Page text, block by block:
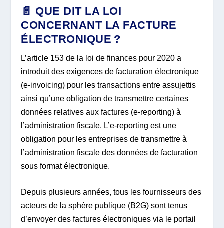
📄 QUE DIT LA LOI
CONCERNANT LA FACTURE
ÉLECTRONIQUE ?
L’article 153 de la loi de finances pour 2020 a
introduit des exigences de facturation électronique
(e-invoicing) pour les transactions entre assujettis
ainsi qu’une obligation de transmettre certaines
données relatives aux factures (e-reporting) à
l’administration fiscale. L’e-reporting est une
obligation pour les entreprises de transmettre à
l’administration fiscale des données de facturation
sous format électronique.
Depuis plusieurs années, tous les fournisseurs des
acteurs de la sphère publique (B2G) sont tenus
d’envoyer des factures électroniques via le portail